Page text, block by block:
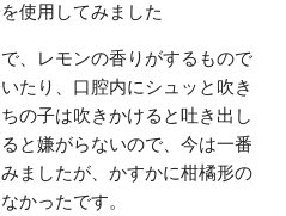
使用してみました
、レモンの香りがするもので
たり、口腔内にシュッと吹き
の子は吹きかけると吐き出し
と嫌がらないので、今は一番
ましたが、かすかに柑橘形の
かったです。